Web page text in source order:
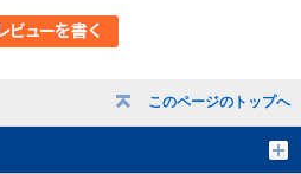
このページのトップへ